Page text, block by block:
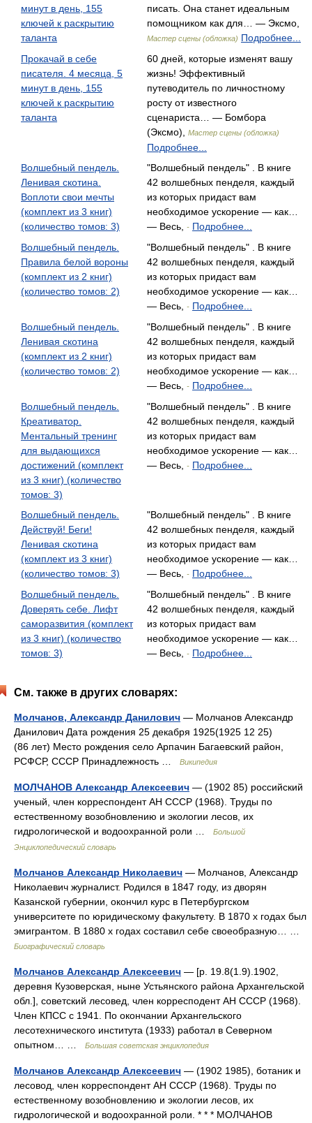
минут в день, 155
ключей к раскрытию
таланта
писать. Она станет идеальным
помощником как для… — Эксмо,
Мастер сцены (обложка) Подробнее...
Прокачай в себе
писателя. 4 месяца, 5
минут в день, 155
ключей к раскрытию
таланта
60 дней, которые изменят вашу
жизнь! Эффективный
путеводитель по личностному
росту от известного
сценариста… — Бомбора
(Эксмо),
Мастер сцены (обложка)
Подробнее...
Волшебный пендель.
Ленивая скотина.
Воплоти свои мечты
(комплект из 3 книг)
(количество томов: 3)
"Волшебный пендель" . В книге
42 волшебных пенделя, каждый
из которых придаст вам
необходимое ускорение — как…
— Весь,
- Подробнее...
Волшебный пендель.
Правила белой вороны
(комплект из 2 книг)
(количество томов: 2)
"Волшебный пендель" . В книге
42 волшебных пенделя, каждый
из которых придаст вам
необходимое ускорение — как…
— Весь,
- Подробнее...
Волшебный пендель.
Ленивая скотина
(комплект из 2 книг)
(количество томов: 2)
"Волшебный пендель" . В книге
42 волшебных пенделя, каждый
из которых придаст вам
необходимое ускорение — как…
— Весь,
- Подробнее...
Волшебный пендель.
Креативатор.
Ментальный тренинг
для выдающихся
достижений (комплект
из 3 книг) (количество
томов: 3)
"Волшебный пендель" . В книге
42 волшебных пенделя, каждый
из которых придаст вам
необходимое ускорение — как…
— Весь,
- Подробнее...
Волшебный пендель.
Действуй! Беги!
Ленивая скотина
(комплект из 3 книг)
(количество томов: 3)
"Волшебный пендель" . В книге
42 волшебных пенделя, каждый
из которых придаст вам
необходимое ускорение — как…
— Весь,
- Подробнее...
Волшебный пендель.
Доверять себе. Лифт
саморазвития (комплект
из 3 книг) (количество
томов: 3)
"Волшебный пендель" . В книге
42 волшебных пенделя, каждый
из которых придаст вам
необходимое ускорение — как…
— Весь,
- Подробнее...
См. также в других словарях:
Молчанов, Александр Данилович — Молчанов Александр
Данилович Дата рождения 25 декабря 1925(1925 12 25)
(86 лет) Место рождения село Арпачин Багаевский район,
РСФСР, СССР Принадлежность …
Википедия
МОЛЧАНОВ Александр Алексеевич — (1902 85) российский
ученый, член корреспондент АН СССР (1968). Труды по
естественному возобновлению и экологии лесов, их
гидрологической и водоохранной роли …
Большой
Энциклопедический словарь
Молчанов Александр Николаевич — Молчанов, Александр
Николаевич журналист. Родился в 1847 году, из дворян
Казанской губернии, окончил курс в Петербургском
университете по юридическому факультету. В 1870 х годах был
эмигрантом. В 1880 х годах составил себе своеобразную… …
Биографический словарь
Молчанов Александр Алексеевич — [р. 19.8(1.9).1902,
деревня Кузоверская, ныне Устьянского района Архангельской
обл.], советский лесовед, член корресподент АН СССР (1968).
Член КПСС с 1941. По окончании Архангельского
лесотехнического института (1933) работал в Северном
опытном… …
Большая советская энциклопедия
Молчанов Александр Алексеевич — (1902 1985), ботаник и
лесовод, член корреспондент АН СССР (1968). Труды по
естественному возобновлению и экологии лесов, их
гидрологической и водоохранной роли. * * * МОЛЧАНОВ